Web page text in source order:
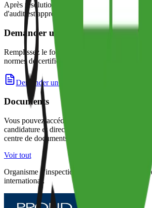
Après résolution des non-conformités (le cas
d'audit est approuvé et votre certificat est délivré.
Demander un devis
Remplissez le formulaire de demande de devis
normes de certification.
Demander un devis
Documents
Vous pouvez accéder aux réglementations,
candidature et directives actuelles relatives à
centre de documents.
Voir tout
Organisme d'inspection et de certification
international.